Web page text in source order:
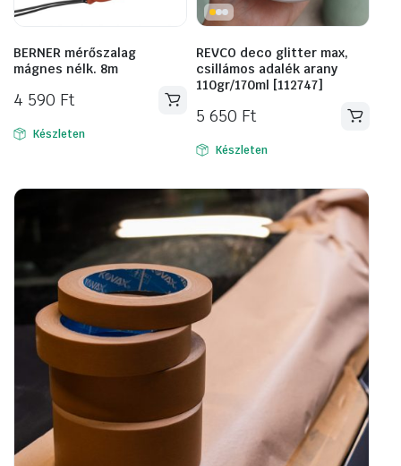
BERNER mérőszalag
mágnes nélk. 8m
4 590 Ft
Készleten
REVCO deco glitter max,
csillámos adalék arany
110gr/170ml [112747]
5 650 Ft
Készleten